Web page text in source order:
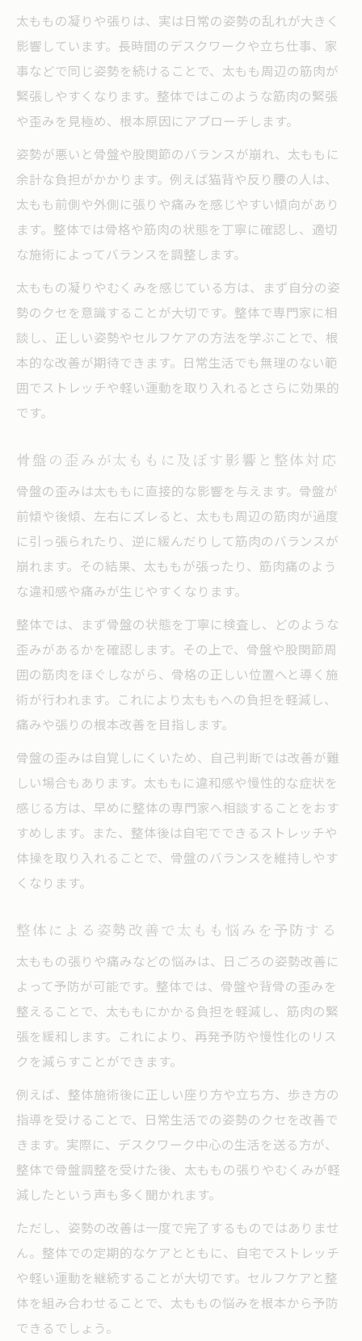
太ももの凝りや張りは、実は日常の姿勢の乱れが大きく
影響しています。長時間のデスクワークや立ち仕事、家
事などで同じ姿勢を続けることで、太もも周辺の筋肉が
緊張しやすくなります。整体ではこのような筋肉の緊張
や歪みを見極め、根本原因にアプローチします。
姿勢が悪いと骨盤や股関節のバランスが崩れ、太ももに
余計な負担がかかります。例えば猫背や反り腰の人は、
太もも前側や外側に張りや痛みを感じやすい傾向があり
ます。整体では骨格や筋肉の状態を丁寧に確認し、適切
な施術によってバランスを調整します。
太ももの凝りやむくみを感じている方は、まず自分の姿
勢のクセを意識することが大切です。整体で専門家に相
談し、正しい姿勢やセルフケアの方法を学ぶことで、根
本的な改善が期待できます。日常生活でも無理のない範
囲でストレッチや軽い運動を取り入れるとさらに効果的
です。
骨盤の歪みが太ももに及ぼす影響と整体対応
骨盤の歪みは太ももに直接的な影響を与えます。骨盤が
前傾や後傾、左右にズレると、太もも周辺の筋肉が過度
に引っ張られたり、逆に緩んだりして筋肉のバランスが
崩れます。その結果、太ももが張ったり、筋肉痛のよう
な違和感や痛みが生じやすくなります。
整体では、まず骨盤の状態を丁寧に検査し、どのような
歪みがあるかを確認します。その上で、骨盤や股関節周
囲の筋肉をほぐしながら、骨格の正しい位置へと導く施
術が行われます。これにより太ももへの負担を軽減し、
痛みや張りの根本改善を目指します。
骨盤の歪みは自覚しにくいため、自己判断では改善が難
しい場合もあります。太ももに違和感や慢性的な症状を
感じる方は、早めに整体の専門家へ相談することをおす
すめします。また、整体後は自宅でできるストレッチや
体操を取り入れることで、骨盤のバランスを維持しやす
くなります。
整体による姿勢改善で太もも悩みを予防する
太ももの張りや痛みなどの悩みは、日ごろの姿勢改善に
よって予防が可能です。整体では、骨盤や背骨の歪みを
整えることで、太ももにかかる負担を軽減し、筋肉の緊
張を緩和します。これにより、再発予防や慢性化のリス
クを減らすことができます。
例えば、整体施術後に正しい座り方や立ち方、歩き方の
指導を受けることで、日常生活での姿勢のクセを改善で
きます。実際に、デスクワーク中心の生活を送る方が、
整体で骨盤調整を受けた後、太ももの張りやむくみが軽
減したという声も多く聞かれます。
ただし、姿勢の改善は一度で完了するものではありませ
ん。整体での定期的なケアとともに、自宅でストレッチ
や軽い運動を継続することが大切です。セルフケアと整
体を組み合わせることで、太ももの悩みを根本から予防
できるでしょう。